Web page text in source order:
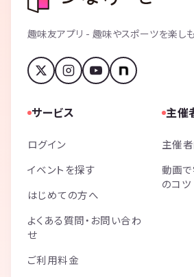
趣味友アプリ - 趣味やスポーツを楽しも
サービス
ログイン
イベントを探す
はじめての方へ
よくある質問・お問い合わ
せ
ご利用料金
主催
主催
動画
のコツ